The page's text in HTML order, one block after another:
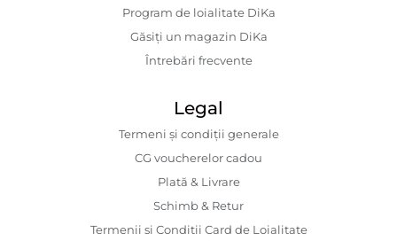
Program de loialitate DiKa
Găsiți un magazin DiKa
Întrebări frecvente
Legal
Termeni și condiții generale
CG voucherelor cadou
Plată & Livrare
Schimb & Retur
Termenii si Conditii Card de Loialitate